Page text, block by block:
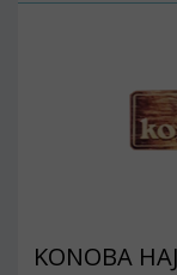
KONOBA